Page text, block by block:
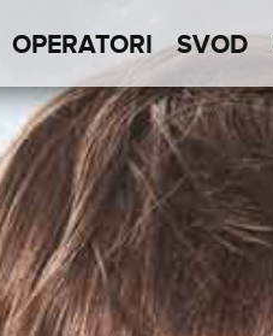
OPERATORI SVOD